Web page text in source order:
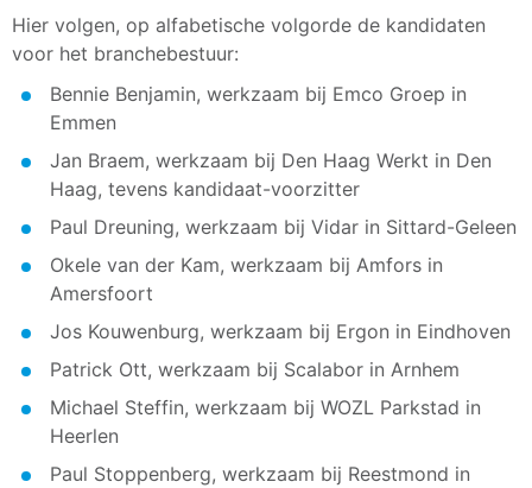
Hier volgen, op alfabetische volgorde de kandidaten
voor het branchebestuur:
Bennie Benjamin, werkzaam bij Emco Groep in
Emmen
Jan Braem, werkzaam bij Den Haag Werkt in Den
Haag, tevens kandidaat-voorzitter
Paul Dreuning, werkzaam bij Vidar in Sittard-Geleen
Okele van der Kam, werkzaam bij Amfors in
Amersfoort
Jos Kouwenburg, werkzaam bij Ergon in Eindhoven
Patrick Ott, werkzaam bij Scalabor in Arnhem
Michael Steffin, werkzaam bij WOZL Parkstad in
Heerlen
Paul Stoppenberg, werkzaam bij Reestmond in